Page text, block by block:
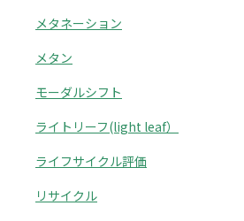
メタネーション
メタン
モーダルシフト
ライトリーフ(light leaf）
ライフサイクル評価
リサイクル